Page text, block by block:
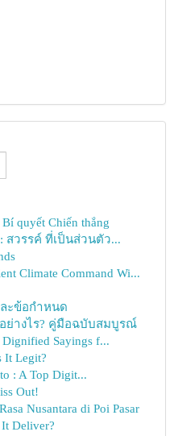
quyết Chiến thắng
สวรรค์ ที่เป็นส่วนตัว...
Climate Command Wi...
ะข้อกำหนด
ย่างไร? คู่มือฉบับสมบูรณ์
Sayings f...
It Legit?
: A Top Digit...
Out!
Nusantara di Poi Pasar
Deliver?